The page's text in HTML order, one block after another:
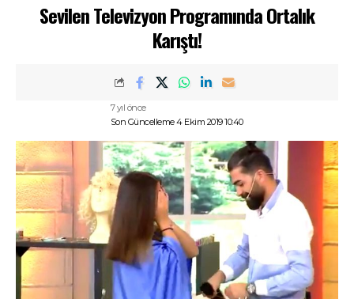
Sevilen Televizyon Programında Ortalık
Karıştı!
Son Güncelleme 4 Ekim 2019 10:40
7 yıl önce